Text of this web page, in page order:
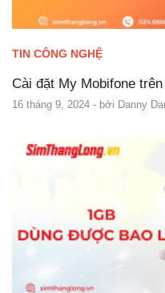
TIN CÔNG NGHỆ
Cài đặt My Mobifone
16 tháng 9, 2024 - bởi Danny